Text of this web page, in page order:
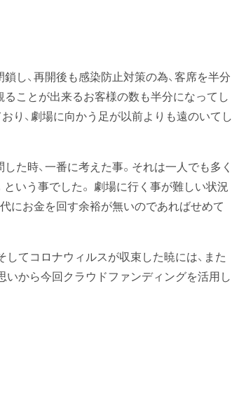
し、再開後も感染防止対策の為、客席を半分
ことが出来るお客様の数も半分になってし
り、劇場に向かう足が以前よりも遠のいてし
た時、一番に考えた事。それは一人でも多く
いう事でした。 劇場に行く事が難しい状況
にお金を回す余裕が無いのであればせめて
てコロナウィルスが収束した暁には、また
から今回クラウドファンディングを活用し